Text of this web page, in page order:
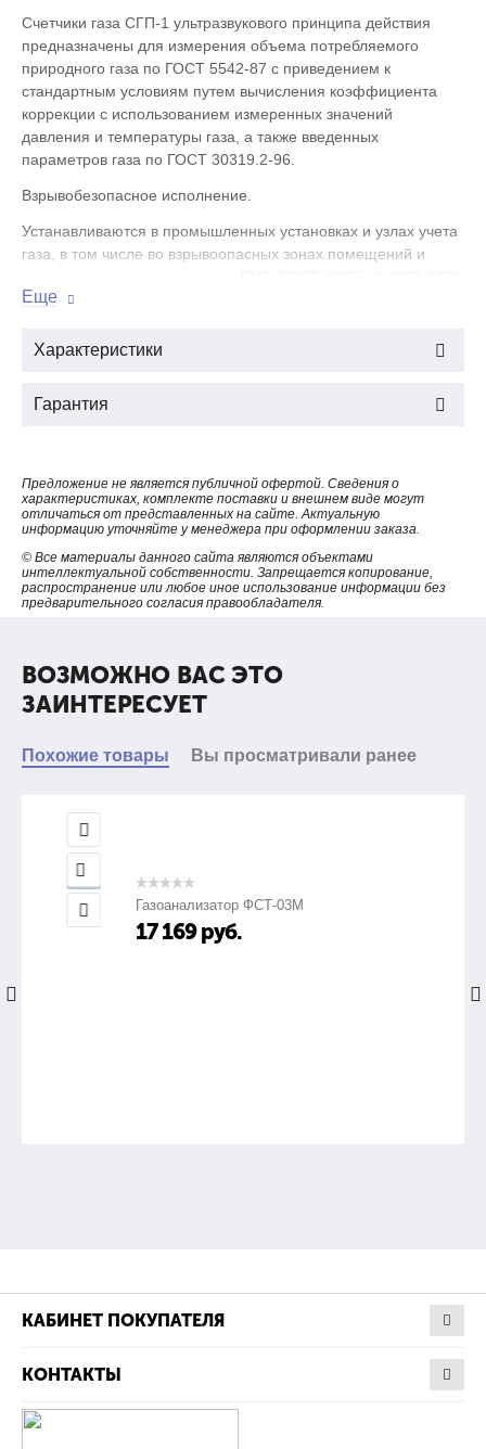
Счетчики газа СГП-1 ультразвукового принципа действия
предназначены для измерения объема потребляемого
природного газа по ГОСТ 5542-87 с приведением к
стандартным условиям путем вычисления коэффициента
коррекции с использованием измеренных значений
давления и температуры газа, а также введенных
параметров газа по ГОСТ 30319.2-96.
Взрывобезопасное исполнение.
Устанавливаются в промышленных установках и узлах учета
газа, в том числе во взрывоопасных зонах помещений и
60079-9-98)/ГОСТ Р 51330.9-99 (МЭК 60079-9-98).
высокая точность измерений
отсутствие в счетчике подвижных механических элементов и,
как следствие, отсутствие трения и износа
возможность передачи данных со счетчика через системы
телеметрии (интерфейсы RS232/RS485)
защита от несанкционированного сброса показаний
сохранение в энергонезависимой памяти счетчика почасового,
питание от автономных источников питания (двух литиевых
батарей с номинальным напряжением 3,6 В), обеспечивающее
0,1023
Еще
Характеристики
Гарантия
Предложение не является публичной офертой. Сведения о
характеристиках, комплекте поставки и внешнем виде могут
отличаться от представленных на сайте. Актуальную
информацию уточняйте у менеджера при оформлении заказа.
© Все материалы данного сайта являются объектами
интеллектуальной собственности. Запрещается копирование,
распространение или любое иное использование информации без
предварительного согласия правообладателя.
ВОЗМОЖНО ВАС ЭТО
ЗАИНТЕРЕСУЕТ
Похожие товары Вы просматривали ранее
Газоанализатор ФСТ-03М
17 169 руб.
КАБИНЕТ ПОКУПАТЕЛЯ
КОНТАКТЫ